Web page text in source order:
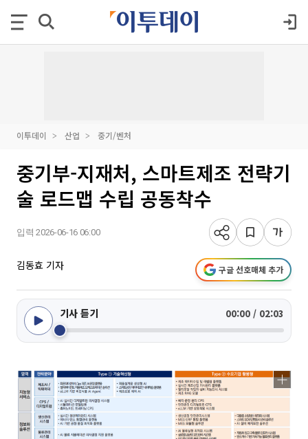
이투데이 산업 중기/벤처
중기부-지재처, 스마트제조 전략기
술 로드맵 수립 공동착수
입력 2026-06-16 06:00
김동효 기자 구글 선호매체 추가
기사 듣기 00:00 / 02:03